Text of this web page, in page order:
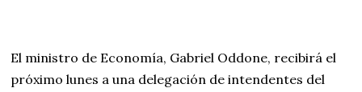
El ministro de Economía, Gabriel Oddone, recibirá el
próximo lunes a una delegación de intendentes del